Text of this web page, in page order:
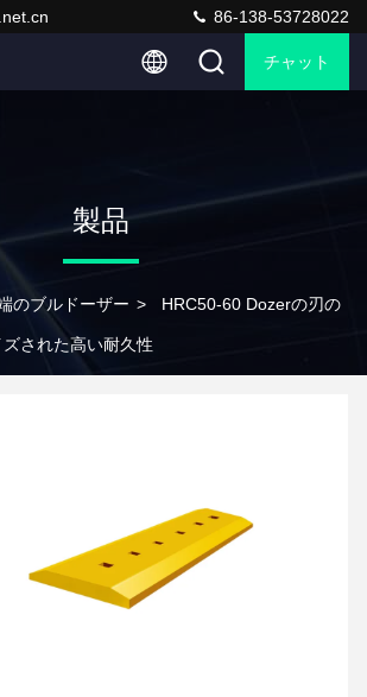
86-138-53728022
チャット
製品
のブルドーザー > HRC50-60 Dozerの刃の
された高い耐久性